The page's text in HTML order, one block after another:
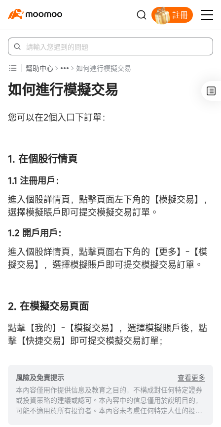
註冊
幫助中心 如何進行模擬交易
如何進行模擬交易
您可以在2個入口下訂單：
1. 在個股行情頁
1.1 注冊用戶：
進入個股詳情頁，點擊頁面左下角的【模擬交易】，
選擇模擬賬戶即可提交模擬交易訂單。
1.2 開戶用戶：
進入個股詳情頁，點擊頁面右下角的【更多】-【模
擬交易】，選擇模擬賬戶即可提交模擬交易訂單。
2. 在模擬交易頁面
點擊【我的】-【模擬交易】，選擇模擬賬戶後，點
擊【快捷交易】即可提交模擬交易訂單；
風險及免責提示
查看更多
本內容僅用作提供信息及教育之目的，不構成對任何特定證券
或投資策略的建議或認可。本內容中的信息僅用於說明目的，
可能不適用於所有投資者。本內容未考慮任何特定人仕的投資